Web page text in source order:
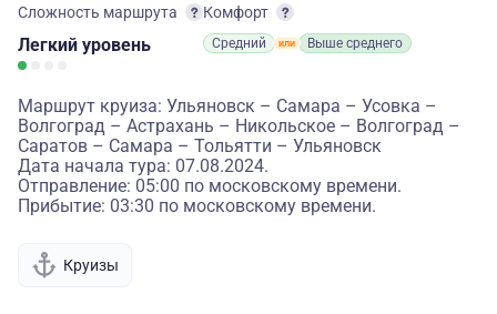
Сложность маршрута
Легкий уровень
Комфорт
Средний Выше среднего
Маршрут круиза: Ульяновск – Самара – Усовка –
Волгоград – Астрахань – Никольское – Волгоград –
Саратов – Самара – Тольятти – Ульяновск
Дата начала тура: 07.08.2024.
Отправление: 05:00 по московскому времени.
Прибытие: 03:30 по московскому времени.
Круизы